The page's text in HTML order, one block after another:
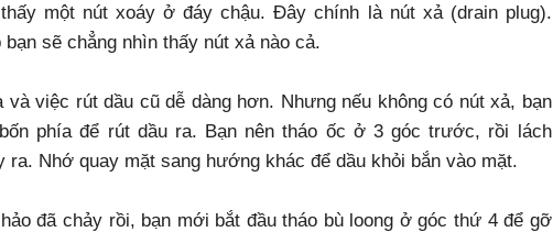
một nút xoáy ở đáy chậu. Đây chính là nút xả (drain plug).
sẽ chẳng nhìn thấy nút xả nào cả.
việc rút dầu cũ dễ dàng hơn. Nhưng nếu không có nút xả, bạn
phía để rút dầu ra. Bạn nên tháo ốc ở 3 góc trước, rồi lách
ra. Nhớ quay mặt sang hướng khác để dầu khỏi bắn vào mặt.
đã chảy rồi, bạn mới bắt đầu tháo bù loong ở góc thứ 4 để gỡ